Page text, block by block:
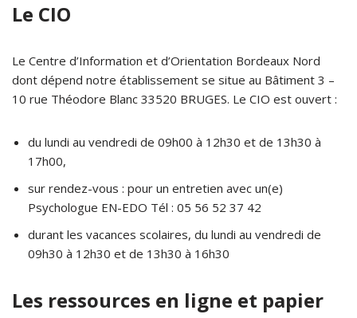
Le CIO
Le Centre d’Information et d’Orientation Bordeaux Nord
dont dépend notre établissement se situe au Bâtiment 3 –
10 rue Théodore Blanc 33520 BRUGES. Le CIO est ouvert :
du lundi au vendredi de 09h00 à 12h30 et de 13h30 à
17h00,
sur rendez-vous : pour un entretien avec un(e)
Psychologue EN-EDO Tél : 05 56 52 37 42
durant les vacances scolaires, du lundi au vendredi de
09h30 à 12h30 et de 13h30 à 16h30
Les ressources en ligne et papier